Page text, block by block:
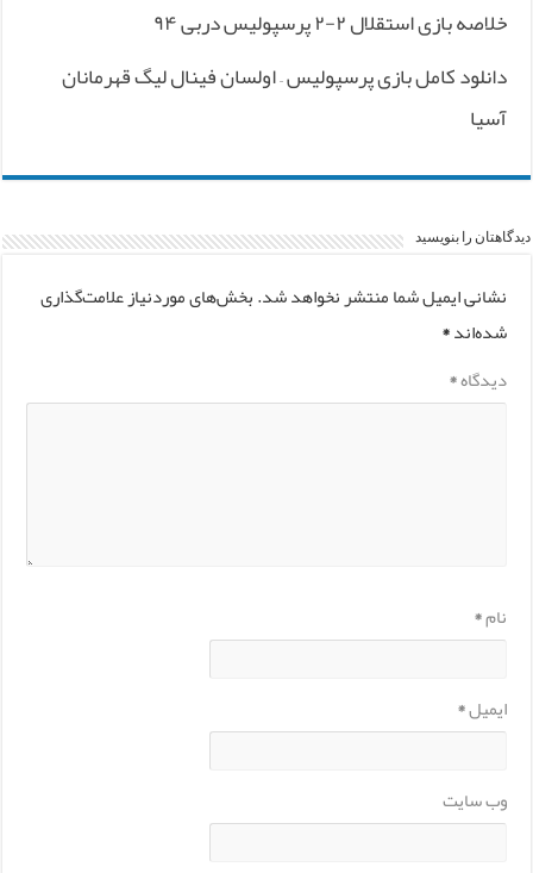
خلاصه بازی استقلال ۲-۲ پرسپولیس دربی ۹۴
دانلود کامل بازی پرسپولیس – اولسان فینال لیگ قهرمانان
آسیا
دیدگاهتان را بنویسید
نشانی ایمیل شما منتشر نخواهد شد.بخش‌های موردنیاز علامت‌گذاری
شده‌اند*
دیدگاه*
نام*
ایمیل*
وب‌ سایت